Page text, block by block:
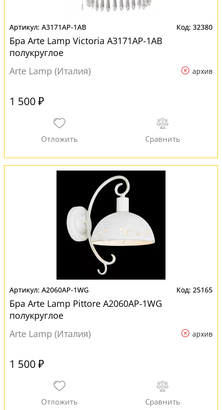
A3171AP-1AB 32380
Бра Arte Lamp Victoria A3171AP-1AB
полукруглое
Arte Lamp (Италия)
архив
1 500 ₽
A2060AP-1WG 25165
Бра Arte Lamp Pittore A2060AP-1WG
полукруглое
Arte Lamp (Италия)
архив
1 500 ₽